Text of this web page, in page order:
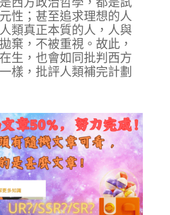
性；甚至追求理想的人
類真正本質的人，人與
棄，不被重視。故此，
生，也會如同批判西方
樣，批評人類補完計劃